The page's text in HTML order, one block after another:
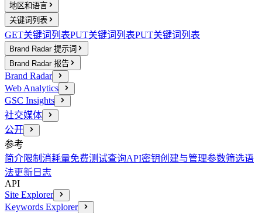
地区和语言
关键词列表
GET关键词列表PUT关键词列表PUT关键词列表
Brand Radar 提示词
Brand Radar 报告
Brand Radar
Web Analytics
GSC Insights
社交媒体
公开
参考
简介限制消耗量免费测试查询API密钥创建与管理参数筛选语
法更新日志
API
Site Explorer
Keywords Explorer